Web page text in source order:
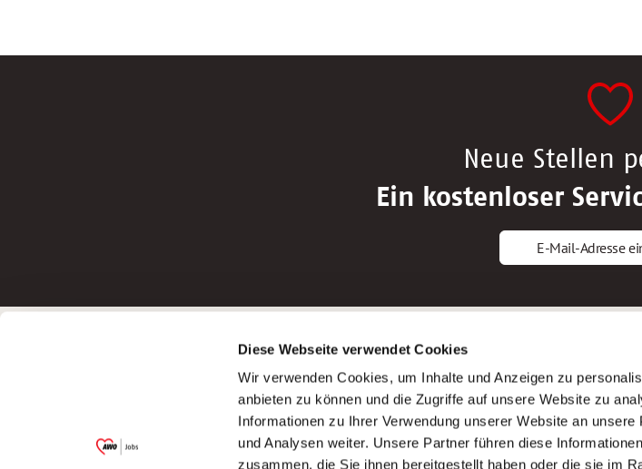
Diese Webseite verwendet Cookies
Wir verwenden Cookies, um Inhalte und Anzeigen zu
anbieten zu können und die Zugriffe auf unsere Website zu
Informationen zu Ihrer Verwendung unserer Website an
und Analysen weiter. Unsere Partner führen diese
zusammen, die Sie ihnen bereitgestellt haben oder die sie im
Neue Stellen
Ein kostenloser
E-Mail-Adresse
Garitz Bewirtschaftungsbetriebe GmbH
(Ein Tochterunternehmen des AWO
Bezirksverbandes Unterfranken e.V.)
Bewerbungstipps
Bewerbung als Altenpfleger*in
Bewerbung als Krankenpfleger*in
Bewerbung als Altenpflegehelfer*in
Bewerbung als Erzieher*in